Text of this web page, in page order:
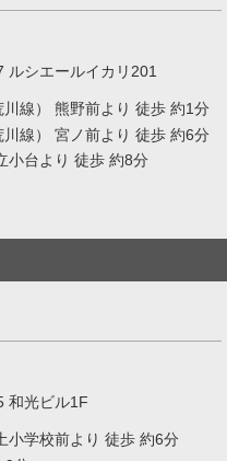
ルシエールイカリ201
線） 熊野前より 徒歩 約1分
線） 宮ノ前より 徒歩 約6分
小台より 徒歩 約8分
和光ビル1F
小学校前より 徒歩 約6分